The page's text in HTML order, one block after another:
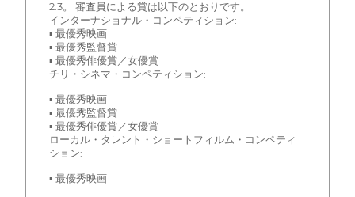
2.3。 審査員による賞は以下のとおりです。
インターナショナル・コンペティション:
▪ 最優秀映画
▪ 最優秀監督賞
▪ 最優秀俳優賞／女優賞
チリ・シネマ・コンペティション:
▪ 最優秀映画
▪ 最優秀監督賞
▪ 最優秀俳優賞／女優賞
ローカル・タレント・ショートフィルム・コンペティ
ション:
▪ 最優秀映画